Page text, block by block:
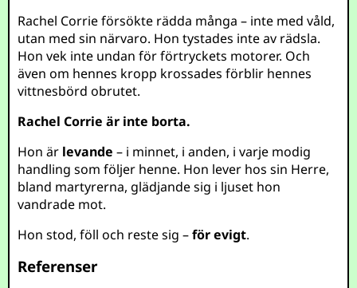
Rachel Corrie försökte rädda många – inte med våld,
utan med sin närvaro. Hon tystades inte av rädsla.
Hon vek inte undan för förtryckets motorer. Och
även om hennes kropp krossades förblir hennes
vittnesbörd obrutet.
Rachel Corrie är inte borta.
Hon är levande – i minnet, i anden, i varje modig
handling som följer henne. Hon lever hos sin Herre,
bland martyrerna, glädjande sig i ljuset hon
vandrade mot.
Hon stod, föll och reste sig –för evigt.
Referenser